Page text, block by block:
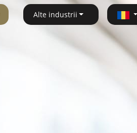
Alte industrii